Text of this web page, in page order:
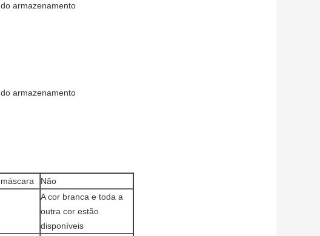
armazenamento
armazenamento
Não
A cor branca e toda a
outra cor estão
disponíveis